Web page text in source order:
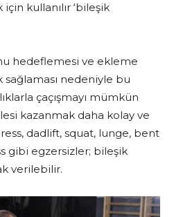
kullanılır ‘bileşik
hedeflemesi ve ekleme
nedeniyle bu
çaçışmayı mümkün
kazanmak daha kolay ve
dadlift, squat, lunge, bent
gibi egzersizler; bileşik
verilebilir.